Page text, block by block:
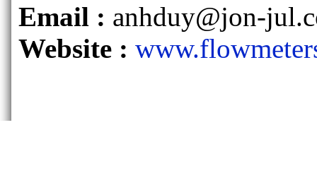
Email : anhduy@jon-
Website :